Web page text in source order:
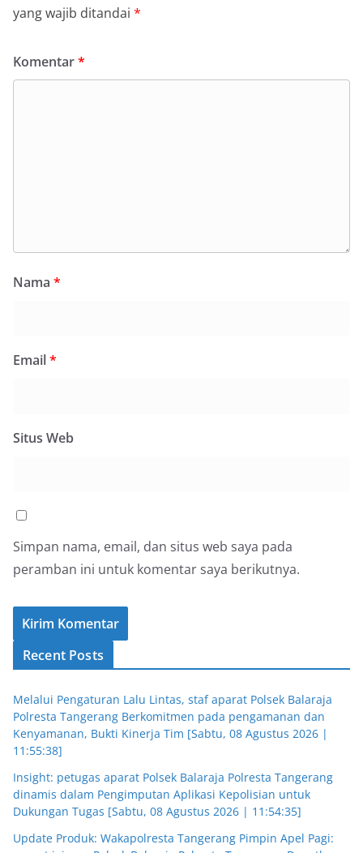
yang wajib ditandai *
Komentar*
Nama *
Email*
Situs Web
Simpan nama, email, dan situs web saya pada
peramban ini untuk komentar saya berikutnya.
Recent Posts
Melalui Pengaturan Lalu Lintas, staf aparat Polsek Balaraja
Polresta Tangerang Berkomitmen pada pengamanan dan
Kenyamanan, Bukti Kinerja Tim [Sabtu, 08 Agustus 2026 |
11:55:38]
Insight: petugas aparat Polsek Balaraja Polresta Tangerang
dinamis dalam Pengimputan Aplikasi Kepolisian untuk
Dukungan Tugas [Sabtu, 08 Agustus 2026 | 11:54:35]
Update Produk: Wakapolresta Tangerang Pimpin Apel Pagi: